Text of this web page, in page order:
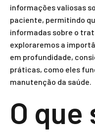
informações valiosas
paciente, permitindo
informadas sobre o
exploraremos a
em profundidade,
práticas, como eles
manutenção da saúde.
O que